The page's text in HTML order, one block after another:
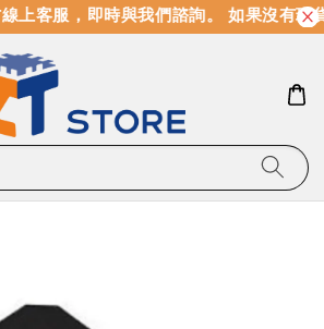
客服，即時與我們諮詢。 如果沒有現